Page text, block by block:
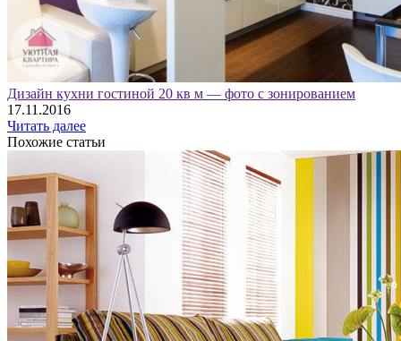
Дизайн кухни гостиной 20 кв м — фото с зонированием
17.11.2016
Читать далее
Похожие статьи